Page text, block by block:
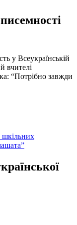
у Всеукраїнській
вчителі
“Потрібно завжди